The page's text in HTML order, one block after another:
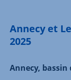
Annecy et
2025
Annecy, bassin